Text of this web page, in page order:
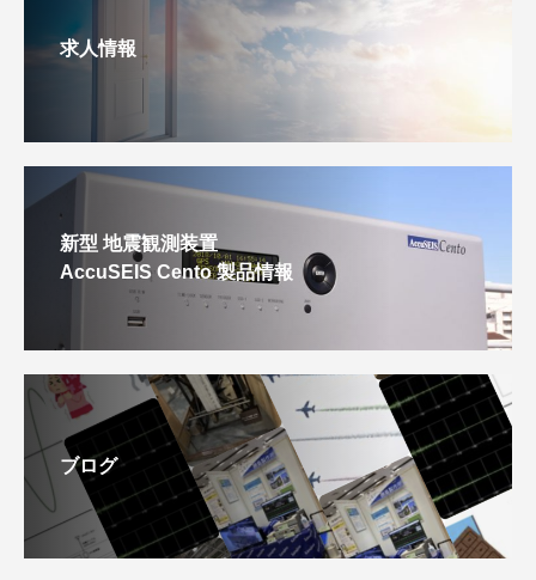
求人情報
新型 地震観測装置
AccuSEIS Cento 製品情報
ブログ